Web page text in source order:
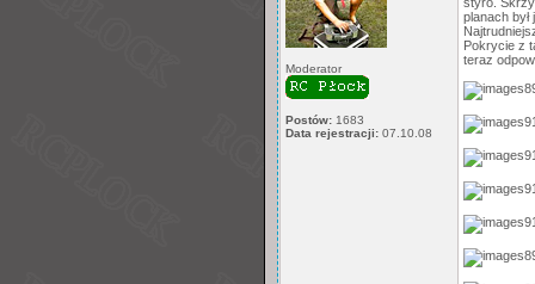
Moderator
Postów: 1683
Data rejestracji: 07.10.08
planach był
Pokrycie z
teraz